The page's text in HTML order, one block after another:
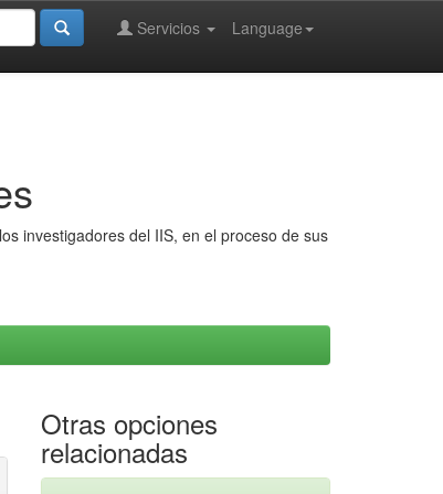
Language
Servicios
investigadores del IIS, en el proceso de sus
Otras opciones
relacionadas